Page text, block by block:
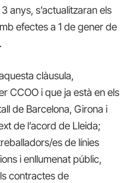
anys, s’actualitzaran els
efectes a 1 de gener de
clàusula,
CCOO i que ja està en els
de Barcelona, ​​Girona i
de l’acord de Lleida;
es de línies
i enllumenat públic,
contractes de